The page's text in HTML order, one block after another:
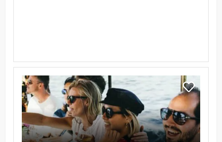
Bekijk
Rondvaart
diner
Bekijk
Rondvaart
diner